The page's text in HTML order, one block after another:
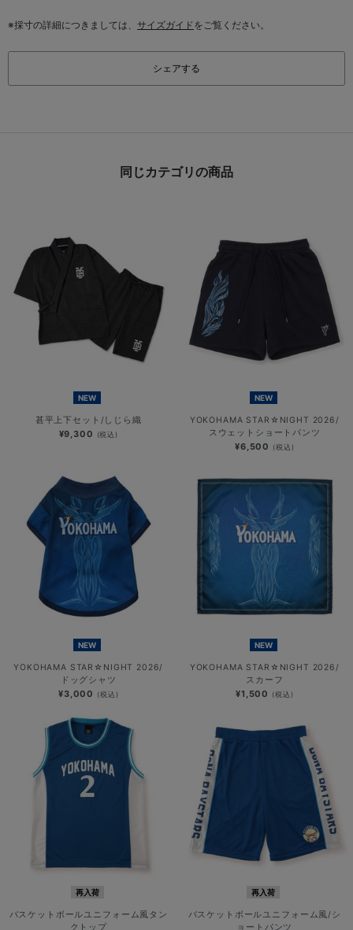
※採寸の詳細につきましては、 サイズガイドをご覧ください。
シェアする
同じカテゴリの商品
NEW
甚平上下セット/しじら織
¥9,300 (税込)
NEW
YOKOHAMA STAR☆NIGHT 2026/
スウェットショートパンツ
¥6,500 (税込)
NEW
YOKOHAMA STAR☆NIGHT 2026/
ドッグシャツ
¥3,000 (税込)
NEW
YOKOHAMA STAR☆NIGHT 2026/
スカーフ
¥1,500 (税込)
再入荷
バスケットボールユニフォーム風タン
クトップ
再入荷
バスケットボールユニフォーム風/シ
ョートパンツ